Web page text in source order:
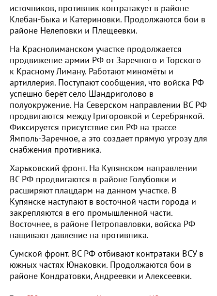
источников, противник контратакует в районе
Клебан-Быка и Катериновки. Продолжаются бои в
районе Нелеповки и Плещеевки.
На Краснолиманском участке продолжается
продвижение армии РФ от Заречного и Торского
к Красному Лиману. Работают миномёты и
артиллерия. Поступают сообщения, что войска РФ
успешно берёт село Шандриголово в
полуокружение. На Северском направлении ВС РФ
продвигаются между Григоровкой и Серебрянкой.
Фиксируется присутствие сил РФ на трассе
Ямполь-Заречное, а это создает прямую угрозу для
снабжения противника.
Харьковский фронт. На Купянском направлении
ВС РФ продвигаются в районе Голубовки и
расширяют плацдарм на данном участке. В
Купянске наступают в восточной части города и
закрепляются в его промышленной части.
Восточнее, в районе Петропавловки, войска РФ
нащивают давление на противника.
Сумской фронт. ВС РФ отбивают контратаки ВСУ в
южных частях Юнаковки. Продолжаются бои в
районе Кондратовки, Андреевки и Алексеевки.